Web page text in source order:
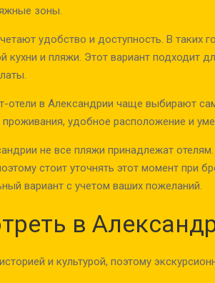
зоны.
удобство и доступность. В таких
и пляжи. Этот вариант подходит
отели в Александрии чаще выбирают
удобное расположение и
не все пляжи принадлежат
стоит уточнять этот момент при
вариант с учетом ваших пожеланий.
в
и культурой, поэтому